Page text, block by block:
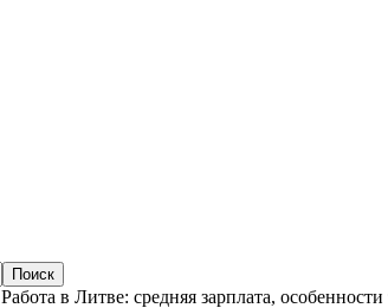
Работа в Литве: средняя зарплата, особенности